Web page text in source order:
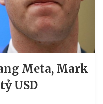
Meta, Mark
USD